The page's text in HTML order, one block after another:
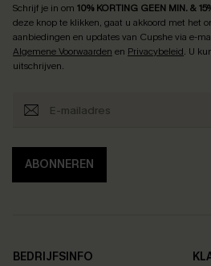
Schrijf je in om 10% KORTING GEEN MIN. &
deze knop te klikken, gaat u akkoord met het
aanbiedingen en updates van Cupshe via e-
Algemene Voorwaarden en Privacybeleid. U
uitschrijven.
ABONNEREN
BEDRIJFSINFO